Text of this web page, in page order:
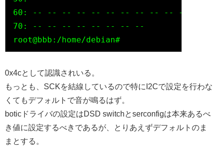
60: -- -- -- -- -- -- -- -- -- -- -- --
70: -- -- -- -- -- -- -- --
0x4cとして認識されいる。
もっとも、SCKを結線しているので特にI2Cで設定を行わな
くてもデフォルトで音が鳴るはず。
boticドライバの設定はDSD switchとserconfigは本来あるべ
き値に設定するべきであるが、とりあえずデフォルトのま
まとする。